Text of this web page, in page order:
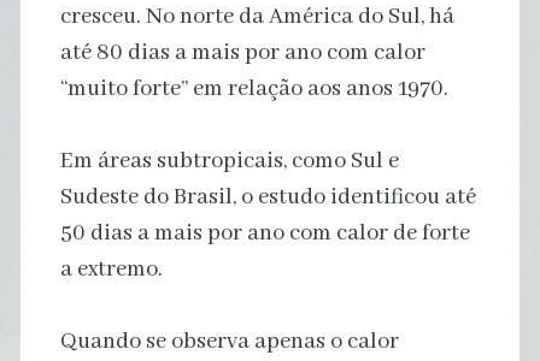
cresceu. No norte da América do Sul, há
até 80 dias a mais por ano com calor
“muito forte” em relação aos anos 1970.
Em áreas subtropicais, como Sul e
Sudeste do Brasil, o estudo identificou até
50 dias a mais por ano com calor de forte
a extremo.
Quando se observa apenas o calor